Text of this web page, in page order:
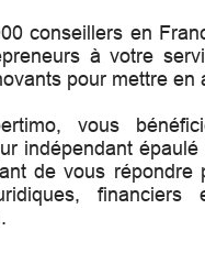
conseillers en
à votre
pour mettre en
vous
indépendant
de vous répondre